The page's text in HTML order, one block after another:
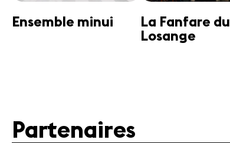
Guttman Tango
Janine Jansen
Violon
Partenaires